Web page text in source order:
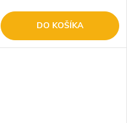
DO KOŠÍKA